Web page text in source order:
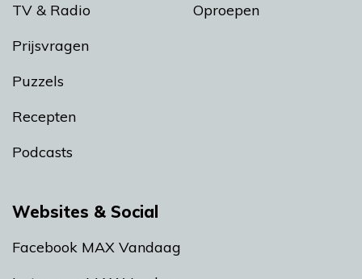
TV & Radio
Prijsvragen
Puzzels
Recepten
Podcasts
Oproepen
Websites & Social
Facebook MAX Vandaag